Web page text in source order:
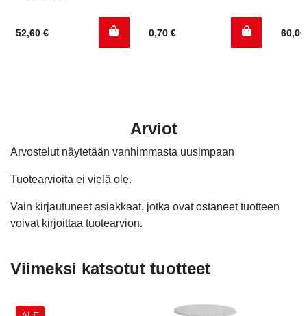
52,60 € 0,70 €
Arviot
Arvostelut näytetään vanhimmasta uusimpaan
Tuotearvioita ei vielä ole.
Vain kirjautuneet asiakkaat, jotka ovat ostaneet tuotteen
voivat kirjoittaa tuotearvion.
Viimeksi katsotut tuotteet